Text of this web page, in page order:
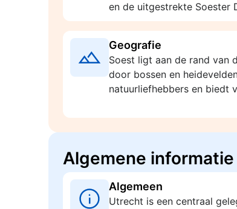
en de uitgestrekte Soester
Geografie
Soest ligt aan de rand van
door bossen en
natuurliefhebbers en biedt
Algemene
Algemeen
Utrecht is een centraal